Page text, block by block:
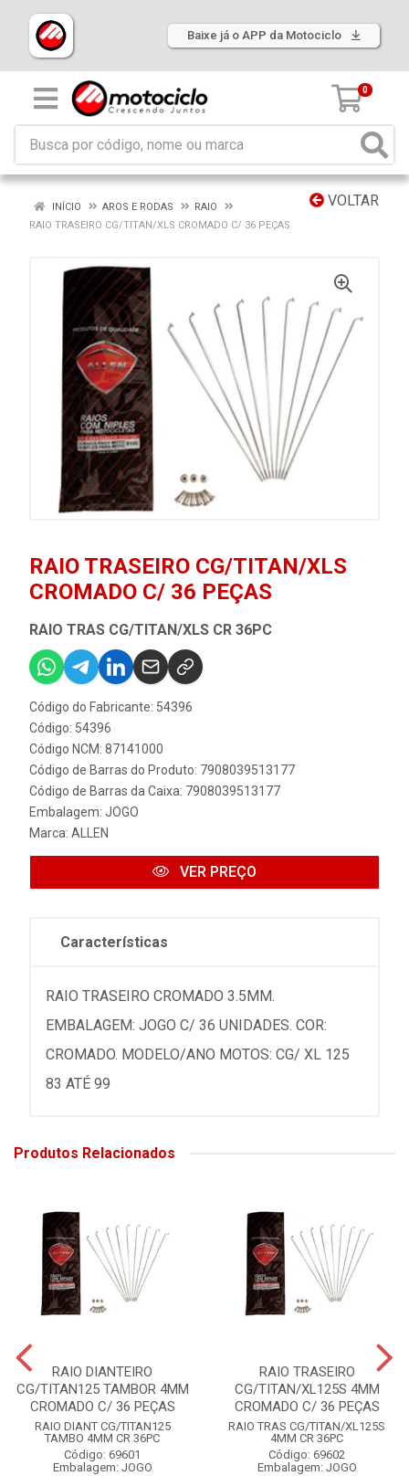
Baixe já o APP da Motociclo
0
VOLTAR
INÍCIO AROS E RODAS
RAIO
RAIO TRASEIRO CG/TITAN/XLS CROMADO C/ 36 PEÇAS
RAIO TRASEIRO CG/TITAN/XLS
CROMADO C/ 36 PEÇAS
RAIO TRAS CG/TITAN/XLS CR 36PC
Código do Fabricante: 54396
Código: 54396
Código NCM: 87141000
Código de Barras do Produto: 7908039513177
Código de Barras da Caixa: 7908039513177
Embalagem: JOGO
Marca: ALLEN
VER PREÇO
Características
RAIO TRASEIRO CROMADO 3.5MM.
EMBALAGEM: JOGO C/ 36 UNIDADES. COR:
CROMADO. MODELO/ANO MOTOS: CG/ XL 125
83 ATÉ 99
Produtos Relacionados
RAIO DIANTEIRO
CG/TITAN125 TAMBOR 4MM
CROMADO C/ 36 PEÇAS
RAIO DIANT CG/TITAN125
TAMBO 4MM CR 36PC
Código: 69601
Embalagem: JOGO
RAIO TRASEIRO
CG/TITAN/XL125S 4MM
CROMADO C/ 36 PEÇAS
RAIO TRAS CG/TITAN/XL125S
4MM CR 36PC
Código: 69602
Embalagem: JOGO